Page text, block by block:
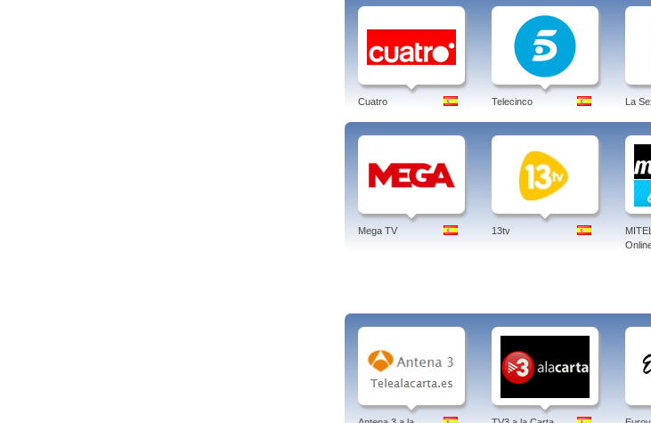
Cuatro Telecinco La
Mega TV 13tv